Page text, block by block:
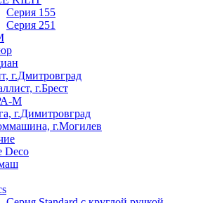
Серия 155
Серия 251
г.Дмитровград
г.Брест
М
г.Димитровград
г.Могилев
Deco